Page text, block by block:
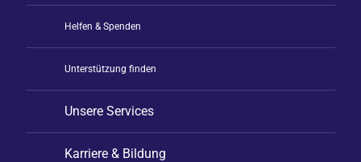
Helfen & Spenden
Unterstützung finden
Unsere Services
Karriere & Bildung